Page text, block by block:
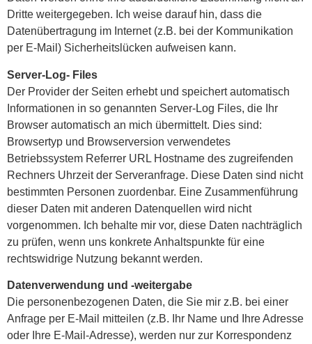
Dritte weitergegeben. Ich weise darauf hin, dass die
Datenübertragung im Internet (z.B. bei der Kommunikation
per E-Mail) Sicherheitslücken aufweisen kann.
Server-Log- Files
Der Provider der Seiten erhebt und speichert automatisch
Informationen in so genannten Server-Log Files, die Ihr
Browser automatisch an mich übermittelt. Dies sind:
Browsertyp und Browserversion verwendetes
Betriebssystem Referrer URL Hostname des zugreifenden
Rechners Uhrzeit der Serveranfrage. Diese Daten sind nicht
bestimmten Personen zuordenbar. Eine Zusammenführung
dieser Daten mit anderen Datenquellen wird nicht
vorgenommen. Ich behalte mir vor, diese Daten nachträglich
zu prüfen, wenn uns konkrete Anhaltspunkte für eine
rechtswidrige Nutzung bekannt werden.
Datenverwendung und -weitergabe
Die personenbezogenen Daten, die Sie mir z.B. bei einer
Anfrage per E-Mail mitteilen (z.B. Ihr Name und Ihre Adresse
oder Ihre E-Mail-Adresse), werden nur zur Korrespondenz